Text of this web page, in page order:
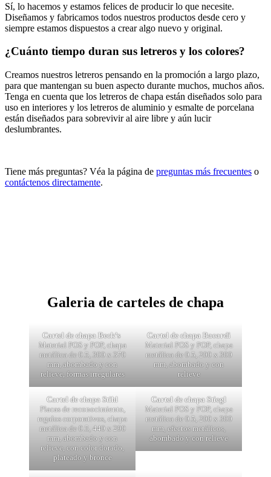
Sí, lo hacemos y estamos felices de producir lo que necesite.
Diseñamos y fabricamos todos nuestros productos desde cero y
siempre estamos dispuestos a crear algo nuevo y original.
¿Cuánto tiempo duran sus letreros y los colores?
Creamos nuestros letreros pensando en la promoción a largo plazo,
para que mantengan su buen aspecto durante muchos, muchos años.
Tenga en cuenta que los letreros de chapa están diseñados solo para
uso en interiores y los letreros de aluminio y esmalte de porcelana
están diseñados para sobrevivir al aire libre y aún lucir
deslumbrantes.
Tiene más preguntas? Véa la página de preguntas más frecuentes o
contáctenos directamente.
Galeria de carteles de chapa
Cartel de chapa Beck’s
Material POS y POP, chapa
metálica de 0.5, 300 x 370
mm, abombado y con
relieve, formas irregulares
Cartel de chapa Bacardi
Material POS y POP, chapa
metálica de 0.5, 200 x 300
mm, abombado y con
relieve
Cartel de chapa Stihl
Placas de reconocimiento,
regalos corporativos, chapa
metálica de 0.5, 440 x 290
mm, abombado y con
relieve, con color dorado,
plateado y bronce
Cartel de chapa Stiegl
Material POS y POP, chapa
metálica de 0.5, 200 x 300
mm, efectos metálicos,
abombado y con relieve